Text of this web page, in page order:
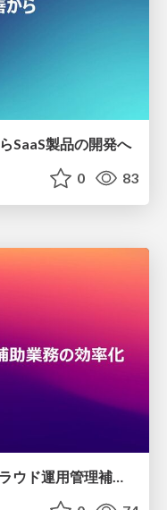
SaaS製品の開発へ
0 83
生成AI活用によるガバメントクラウド運用管理補助業務の効率化